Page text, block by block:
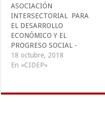
Internacional para la
Erradicación de la Pobreza;
en 1992, viagra la
Asamblea General de las
Naciones Unidas declaró
este día con el propósito de
promover mayor
ASOCIACIÓN
INTERSECTORIAL PARA
EL DESARROLLO
ECONÓMICO Y EL
PROGRESO SOCIAL -
CIDEP -
comunicaciones@cidepelsal
Cada 17 de octubre se
18 octubre, 2018
En «CIDEP»